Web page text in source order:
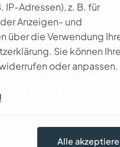
Adressen), z. B. für
Anzeigen- und
über die Verwendung
Sie können
oder anpassen.
Alle